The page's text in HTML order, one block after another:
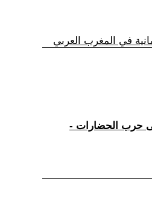
في المغرب العربي
حرب الحضارات -